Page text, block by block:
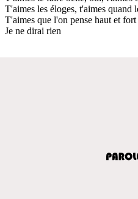
T'aimes les éloges, t'aimes quand
T'aimes que l'on pense haut et
Je ne dirai rien